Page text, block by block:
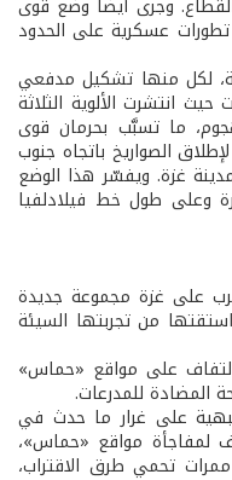
عسكرية على الحدود
ثلاثة ألوية، لكل منها تشكيل مدفعي
انتشرت الألوية الثلاثة
ما تسبَّب بحرمان قوى
الصواريخ باتجاه جنوب
غزة. ويفسّر هذا الوضع
وعلى طول خط فيلادلفيا
على غزة مجموعة جديدة
من تجربتها السيئة
على مواقع «حماس»
المضادة للمدرعات.
على غرار ما حدث في
لمفاجأة مواقع «حماس»،
تحمي طرق الاقتراب،